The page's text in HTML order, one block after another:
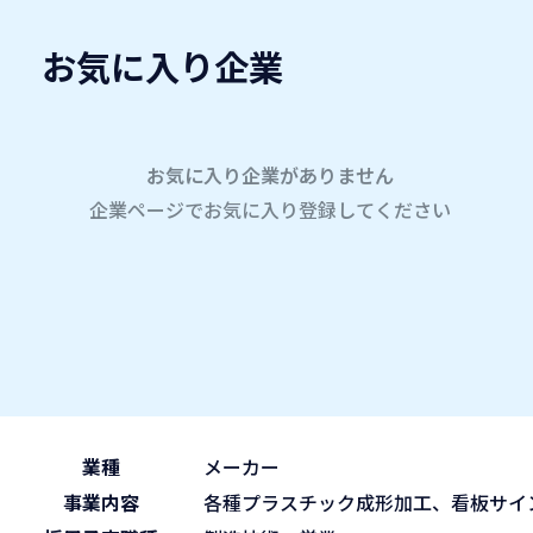
学内企業研究会2026
company
業種
メーカー
事業内容
各種プラスチック成形加工、看板サ
お気に入り企業
お気に入り企業がありません
企業ページでお気に入り登録してください